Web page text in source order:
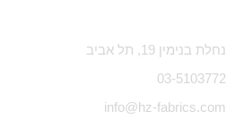
נחלת בנימין 19, תל אביב
03-5103772
info@hz-fabrics.com